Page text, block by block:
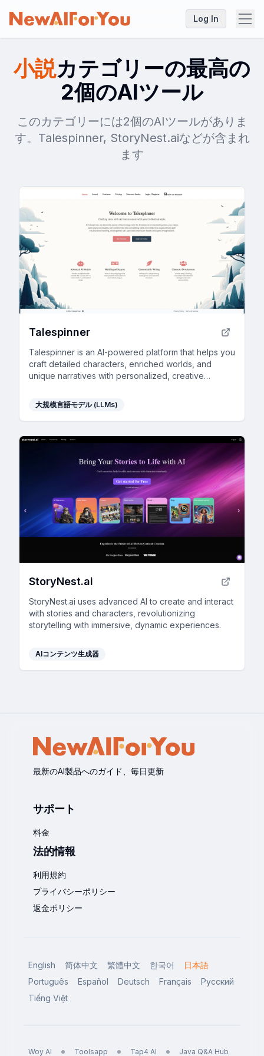
Log In
小説カテゴリーの最高の
2個のAIツール
このカテゴリーには2個のAIツールがありま
す。Talespinner, StoryNest.aiなどが含まれ
ます
Talespinner
Talespinner is an AI-powered platform that helps you
craft detailed characters, enriched worlds, and
unique narratives with personalized, creative
大規模言語モデル (LLMs)
StoryNest.ai
StoryNest.ai uses advanced AI to create and interact
with stories and characters, revolutionizing
storytelling with immersive, dynamic experiences.
AIコンテンツ生成器
最新のAI製品へのガイド、毎日更新
サポート
料金
法的情報
利用規約
プライバシーポリシー
返金ポリシー
English 简体中文 繁體中文 한국어
日本語
Português
Español Deutsch Français
Русский
Tiếng Việt
Woy AI Toolsapp Tap4 AI Java Q&A Hub